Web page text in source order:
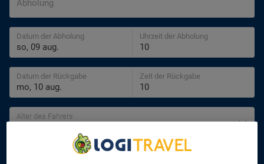
Abholung
Datum der Abholung Uhrzeit der Abholung
Datum der Rückgabe Zeit der Rückgabe
Alter des Fahrers